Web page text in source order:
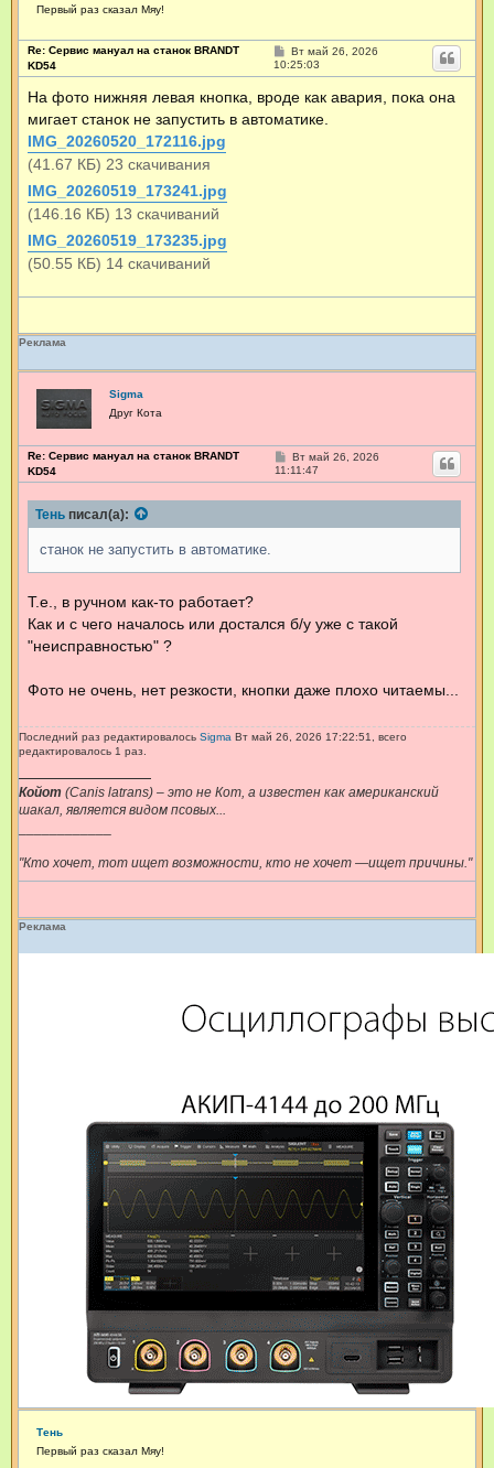
Первый раз сказал Мяу!
Re: Сервис мануал на станок BRANDT
KD54
С
о
о
щ
е
Вт май 26, 2026
10:25:03
На фото нижняя левая кнопка, вроде как авария, пока она
мигает станок не запустить в автоматике.
IMG_20260520_172116.jpg
(41.67 КБ) 23 скачивания
IMG_20260519_173241.jpg
(146.16 КБ) 13 скачиваний
IMG_20260519_173235.jpg
(50.55 КБ) 14 скачиваний
Реклама
Sigma
Друг Кота
Re: Сервис мануал на станок BRANDT
KD54
С
о
о
Вт май 26, 2026
11:11:47
Тень писал(а):
станок не запустить в автоматике.
Т.е., в ручном как-то работает?
Как и с чего началось или достался б/у уже с такой
"неисправностью" ?
Фото не очень, нет резкости, кнопки даже плохо читаемы...
Последний раз редактировалось Sigma Вт май 26, 2026 17:22:51, всего
редактировалось 1 раз.
Койот (Canis latrans) – это не Кот, а известен как американский
шакал, является видом псовых...
"Кто хочет, тот ищет возможности, кто не хочет —ищет причины."
Реклама
Тень
Первый раз сказал Мяу!